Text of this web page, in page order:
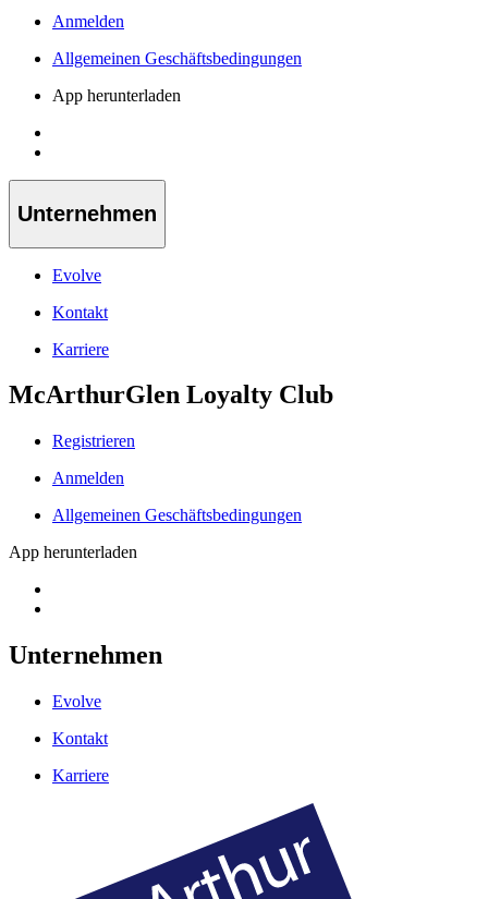
Anmelden
Allgemeinen Geschäftsbedingungen
App herunterladen
Unternehmen
Evolve
Kontakt
Karriere
McArthurGlen Loyalty Club
Registrieren
Anmelden
Allgemeinen Geschäftsbedingungen
App herunterladen
Unternehmen
Evolve
Kontakt
Karriere